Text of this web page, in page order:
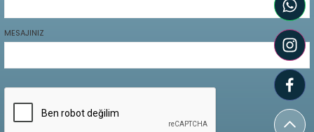
MESAJINIZ